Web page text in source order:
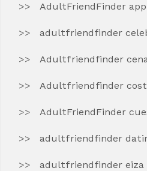
AdultFriendFinder
adultfriendfinder
Adultfriendfinder
Adultfriendfinder
AdultFriendFinder
adultfriendfinder
adultfriendfinder eiza